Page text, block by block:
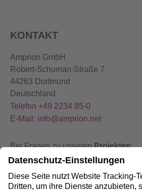
KONTAKT
Amprion GmbH
Robert-Schuman-Straße 7
44263 Dortmund
Deutschland
Telefon +49 2234 85-0
E-Mail: info@amprion.net
Bei Fragen zu unserenProjekten:
+49 800 584 9000
BeiStörungen an unseren Anlagen: